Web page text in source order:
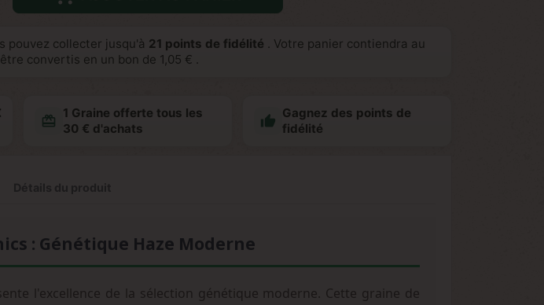
pouvez collecter jusqu'à 21 points de fidélité . Votre panier contiendra au
convertis en un bon de 1,05 € .
redeem
1 Graine offerte tous les
30 € d'achats

Gagnez des points de
fidélité
: Génétique Haze Moderne
l'excellence de la sélection génétique moderne. Cette graine de